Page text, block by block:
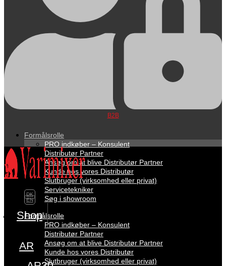
B2B
Formålsrolle
PRO indkøber – Konsulent
Distributør Partner
Ansøg om at blive Distributør Partner
Kunde hos vores Distributør
Slutbruger (virksomhed eller privat)
Servicetekniker
Søg i showroom
Formålsrolle
PRO indkøber – Konsulent
Distributør Partner
Ansøg om at blive Distributør Partner
Kunde hos vores Distributør
Slutbruger (virksomhed eller privat)
DK
EN
Shop
AR